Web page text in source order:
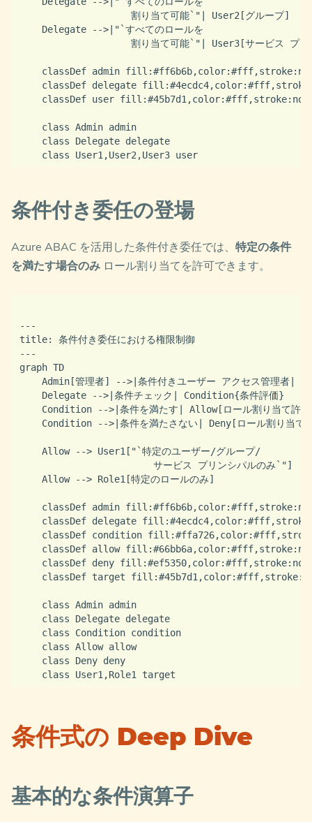
                    割り当て可能`"| User2[グループ]
    Delegate -->|"`すべてのロールを
割り当て可能`"| User3[サービス プリ
classDef admin
classDef delegate
classDef user
    class Admin admin
    class Delegate delegate
条件付き委任の登場
Azure ABAC を活用した条件付き委任では、 特定の条件
を満たす場合のみ ロール割り当てを許可できます。
---
title: 条件付き委任における権限制御
---
graph TD
Admin[管理者] -->|条件付きユーザー アクセス管理者|
    Delegate -->|条件チェック| Condition{条件評価}
Condition -->|条件を満たす| Allow[ロール割り当て許
Condition -->|条件を満たさない| Deny[ロール割り当て
    Allow --> User1["`特定のユーザー/グループ/
                        サービス プリンシパルのみ`"]
    Allow --> Role1[特定のロールのみ]
classDef admin
classDef delegate
classDef condition
classDef allow
classDef deny
classDef target
    class Admin admin
    class Delegate delegate
    class Condition condition
    class Allow allow
    class Deny deny
条件式の Deep Dive
基本的な条件演算子